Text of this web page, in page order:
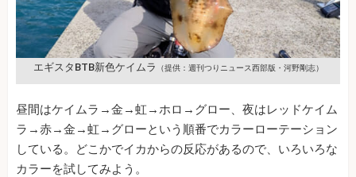
エギスタBTB新色ケイムラ （提供：週刊つりニュース西部版・河野剛志）
昼間はケイムラ→金→虹→ホロ→グロー、夜はレッドケイム
ラ→赤→金→虹→グローという順番でカラーローテーション
している。どこかでイカからの反応があるので、いろいろな
カラーを試してみよう。